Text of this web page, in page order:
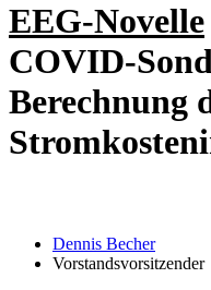
EEG-Novelle
COVID-
Berechnung
Dennis Becher
Vorstandsvorsitzender